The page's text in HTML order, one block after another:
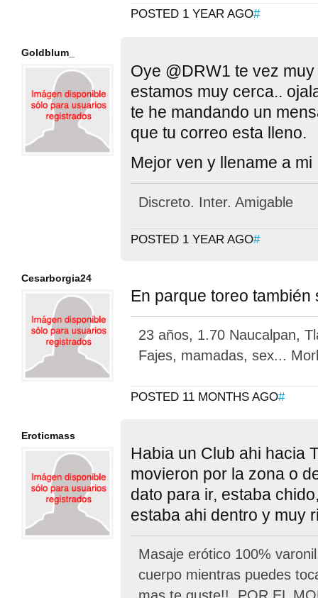
POSTED 1 YEAR AGO#
Goldblum_
Oye @DRW1 te vez
estamos muy cerca..
te he mandando un
que tu correo esta lleno.
Mejor ven y llename a mi
Discreto. Inter. Amigable
POSTED 1 YEAR AGO#
Cesarborgia24
En parque toreo también
23 años, 1.70 Naucalpan,
Fajes, mamadas, sex...
POSTED 11 MONTHS AGO#
Eroticmass
Habia un Club ahi hacia
movieron por la zona o
dato para ir, estaba
estaba ahi dentro y muy
Masaje erótico 100%
cuerpo mientras puedes